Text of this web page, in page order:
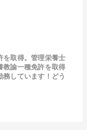
を取得。管理栄養士
教諭一種免許を取得
しています！どう